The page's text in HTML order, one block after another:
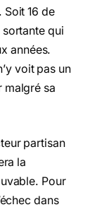
16 de
qui
années.
voit pas un
malgré sa
partisan
la
Pour
dans